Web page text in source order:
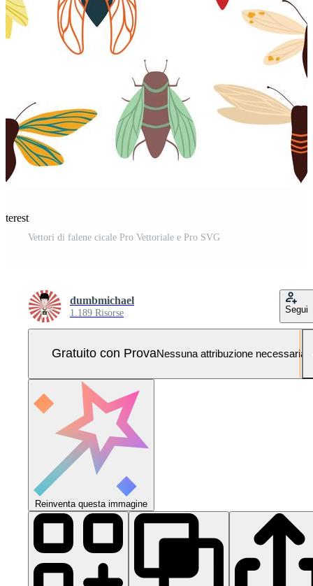
Vettori di falene cicale Pro Vettoriale e Pro SVG
dumbmichael
1.189 Risorse Segui
Gratuito con ProvaNessuna attribuzione necessaria
Reinventa questa immagine